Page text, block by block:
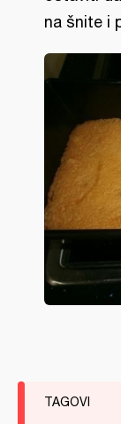
na šnite i
TAGOVI